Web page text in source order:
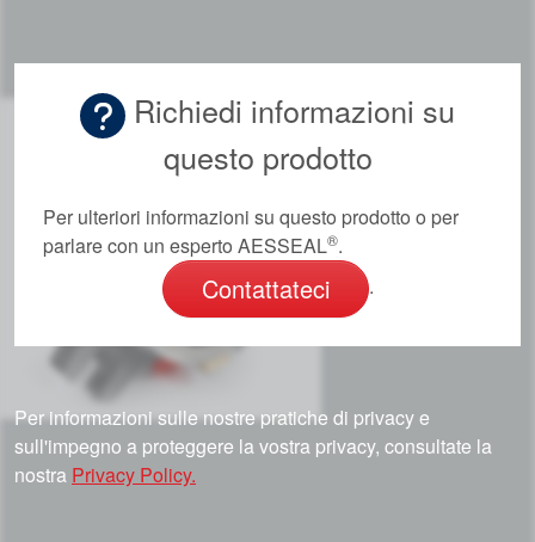
Richiedi informazioni su
questo prodotto
Per ulteriori informazioni su questo prodotto o per
parlare con un esperto AESSEAL®.
Contattateci .
Per informazioni sulle nostre pratiche di privacy e
sull'impegno a proteggere la vostra privacy, consultate la
nostra Privacy Policy.